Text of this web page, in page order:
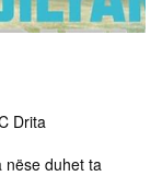
Drita
nëse duhet ta